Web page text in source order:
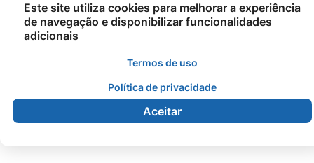
Este site utiliza cookies para melhorar a experiência
de navegação e disponibilizar funcionalidades
adicionais
Termos de uso
Política de privacidade
Aceitar